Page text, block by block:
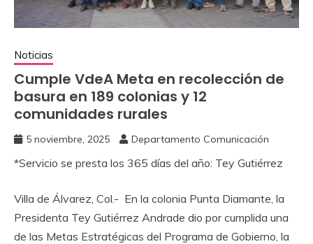
Noticias
Cumple VdeA Meta en recolección de
basura en 189 colonias y 12
comunidades rurales
5 noviembre, 2025 Departamento Comunicación
*Servicio se presta los 365 días del año: Tey Gutiérrez
Villa de Álvarez, Col.- En la colonia Punta Diamante, la
Presidenta Tey Gutiérrez Andrade dio por cumplida una
de las Metas Estratégicas del Programa de Gobierno, la